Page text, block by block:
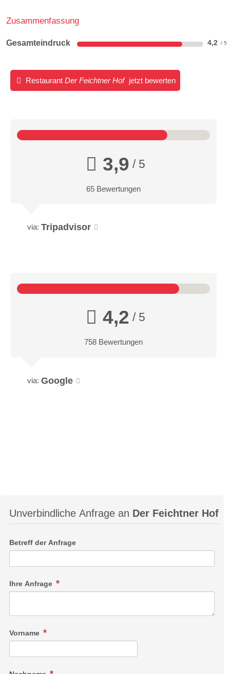
Zusammenfassung
Gesamteindruck 4,2
Restaurant Der Feichtner Hof jetzt bewerten
3,9 / 5
65 Bewertungen
via: Tripadvisor
4,2 / 5
758 Bewertungen
via: Google
Unverbindliche Anfrage an Der Feichtner Hof
Betreff der Anfrage
Ihre Anfrage
Vorname